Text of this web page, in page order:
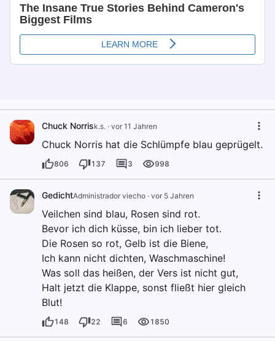
Chuck Norrisk.s. · vor 11 Jahren
Chuck Norris hat die Schlümpfe blau geprügelt.
806 137 3 998
GedichtAdministrador viecho · vor 5 Jahren
Veilchen sind blau, Rosen sind rot.
Bevor ich dich küsse, bin ich lieber tot.
Die Rosen so rot, Gelb ist die Biene,
Ich kann nicht dichten, Waschmaschine!
Was soll das heißen, der Vers ist nicht gut,
Halt jetzt die Klappe, sonst fließt hier gleich
Blut!
148 22 6 1850